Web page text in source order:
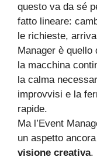
questo va da sé
fatto lineare:
le richieste,
Manager è quello
la macchina
la calma
improvvisi e la
rapide.
Ma l’Event
un aspetto
visione creativa.